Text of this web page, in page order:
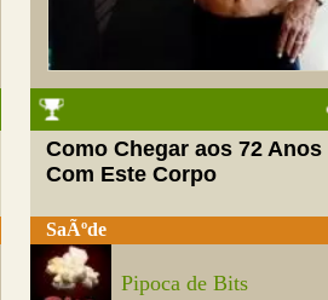
Como Chegar aos 72 Anos
Com Este Corpo
SaÃºde
Pipoca de Bits